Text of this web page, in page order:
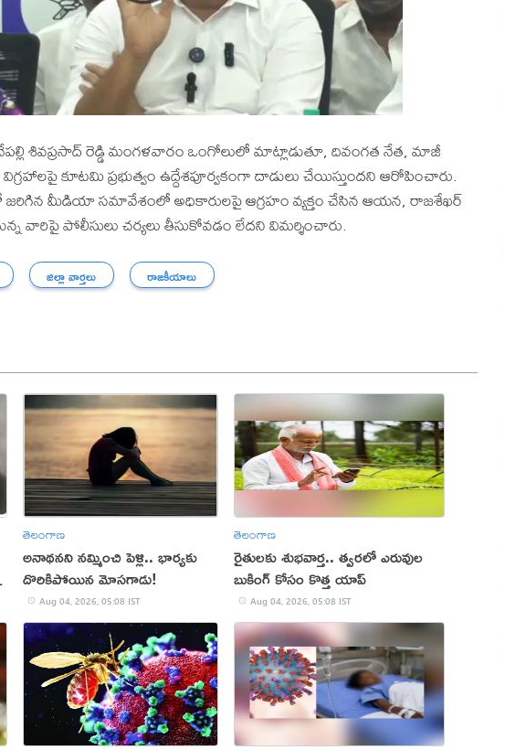
శివప్రసాద్ రెడ్డి మంగళవారం ఒంగోలులో మాట్లాడుతూ, దివంగత నేత, మాజీ
కూటమి ప్రభుత్వం ఉద్దేశపూర్వకంగా దాడులు చేయిస్తుందని ఆరోపించారు.
మీడియా సమావేశంలో అధికారులపై ఆగ్రహం వ్యక్తం చేసిన ఆయన, రాజశేఖర్
వారిపై పోలీసులు చర్యలు తీసుకోవడం లేదని విమర్శించారు.
జిల్లా వార్తలు రాజకీయాలు
తెలంగాణ
అనాథనని నమ్మించి పెళ్లి.. భార్యకు
దొరికిపోయిన మోసగాడు!
Aug 04, 2026, 05:08 IST
తెలంగాణ
రైతులకు శుభవార్త.. త్వరలో ఎరువుల
బుకింగ్ కోసం కొత్త యాప్
Aug 04, 2026, 05:08 IST